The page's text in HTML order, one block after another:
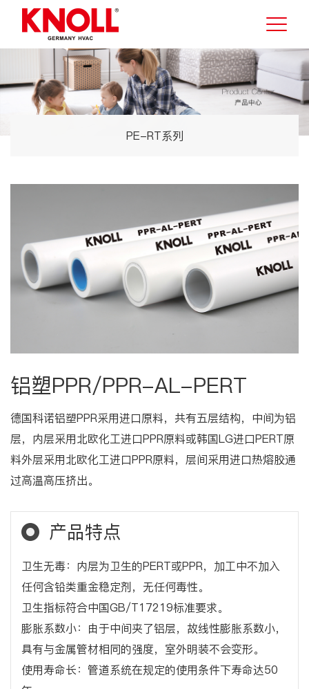
PE-RT系列
铝塑PPR/PPR-AL-PERT
德国科诺铝塑PPR采用进口原料，共有五层结构，中间为铝
层，内层采用北欧化工进口PPR原料或韩国LG进口PERT原
料外层采用北欧化工进口PPR原料，层间采用进口热熔胶通
过高温高压挤出。
产品特点
卫生无毒：内层为卫生的PERT或PPR，加工中不加入
任何含铅类重金稳定剂，无任何毒性。
卫生指标符合中国GB/T17219标准要求。
膨胀系数小：由于中间夹了铝层，故线性膨胀系数小，
具有与金属管材相同的强度，室外明装不会变形。
使用寿命长：管道系统在规定的使用条件下寿命达50